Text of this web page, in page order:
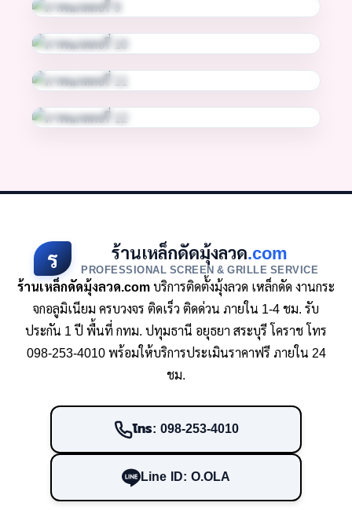
ร ร้านเหล็กดัดมุ้งลวด.com
PROFESSIONAL SCREEN & GRILLE SERVICE
ร้านเหล็กดัดมุ้งลวด.comบริการติดตั้งมุ้งลวด เหล็กดัด งานกระ
จกอลูมิเนียม ครบวงจร ติดเร็ว ติดด่วน ภายใน 1-4 ชม. รับ
ประกัน 1 ปี พื้นที่ กทม. ปทุมธานี อยุธยา สระบุรี โคราช โทร
098-253-4010 พร้อมให้บริการประเมินราคาฟรี ภายใน 24
ชม.
โทร: 098-253-4010
Line ID: O.OLA